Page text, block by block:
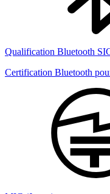
Qualification Bluetooth
Certification Bluetooth